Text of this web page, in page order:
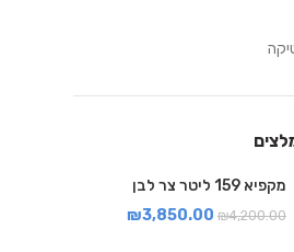
מקפיא 159 ליטר צר לבן
₪4,200.00
₪3,850.00